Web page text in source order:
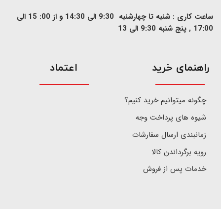
ساعت کاری : شنبه تا چهارشنبه 9:30 الی 14:30 و از 00: 15 الی
17:00 , پنج شنبه 9:30 الی 13
​راهنمای خرید
چگونه میتوانیم خرید کنیم؟
شیوه های پرداخت وجه
زمانبندی ارسال سفارشات
رویه برگرداندن کالا
خدمات پس از فروش
اعتماد